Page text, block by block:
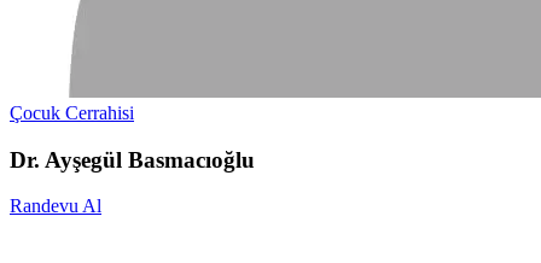
Çocuk Cerrahisi
Dr. Ayşegül Basmacıoğlu
Randevu Al